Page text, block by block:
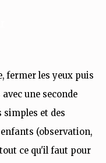
fermer les yeux puis
une seconde
simples et des
(observation,
ce qu'il faut pour